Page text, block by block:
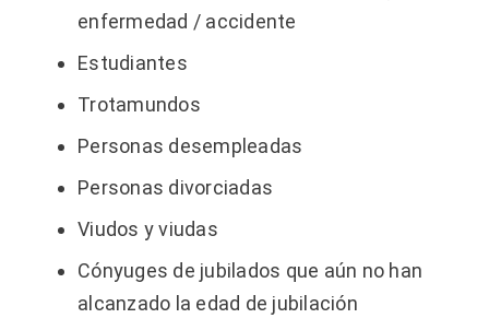
enfermedad / accidente
Estudiantes
Trotamundos
Personas desempleadas
Personas divorciadas
Viudos y viudas
Cónyuges de jubilados que aún no han
alcanzado la edad de jubilación